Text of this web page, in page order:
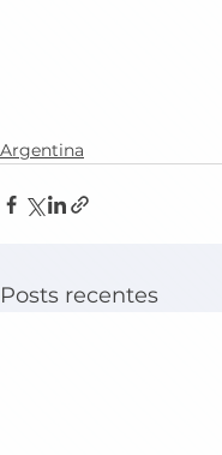
Argentina
Posts recentes